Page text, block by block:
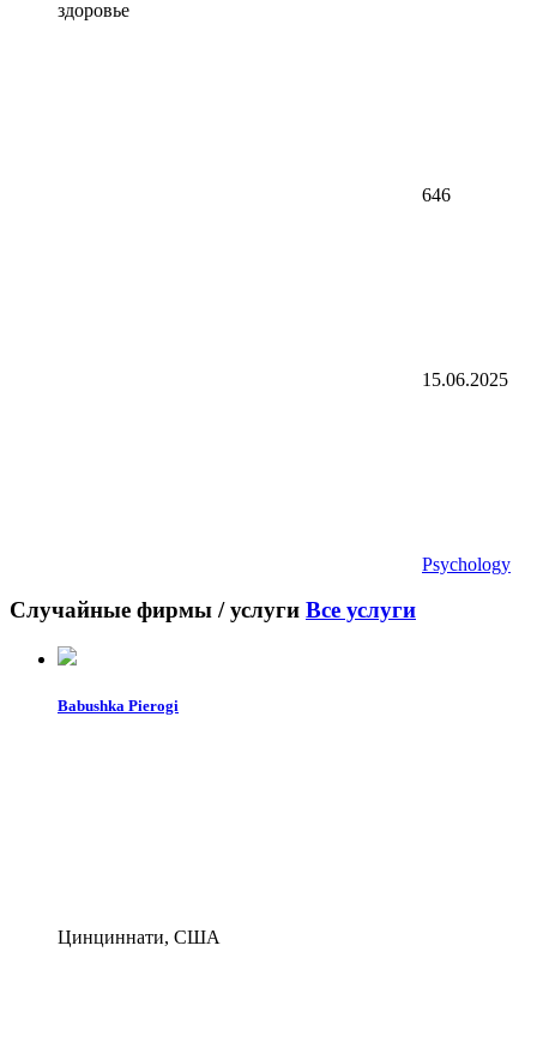
здоровье
646
15.06.2025
Psychology
Случайные фирмы / услуги Все услуги
Babushka Pierogi
Цинциннати, США